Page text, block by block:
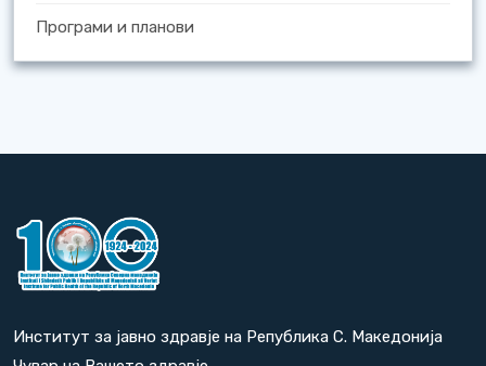
Програми и планови
Институт за јавно здравје на Република С. Македонија